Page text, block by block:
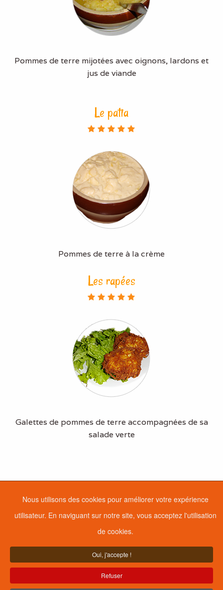
Nous utilisons des cookies pour améliorer votre expérience
utilisateur. En naviguant sur notre site, vous acceptez l'utilisation
de cookies.
Oui, j'accepte !
Refuser
Pommes de terre mijotées avec oignons, lardons et
jus de viande
Le patia
Pommes de terre à la crème
Les rapées
Galettes de pommes de terre accompagnées de sa
salade verte